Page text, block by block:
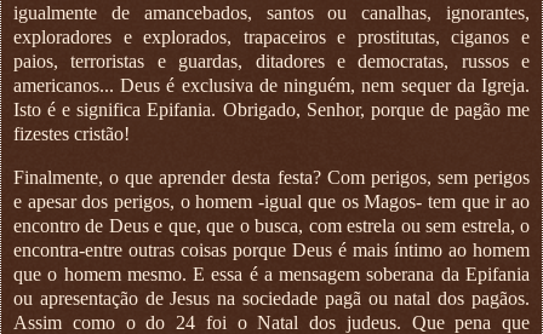
igualmente de amancebados, santos ou canalhas, ignorantes,
exploradores e explorados, trapaceiros e prostitutas, ciganos e
paios, terroristas e guardas, ditadores e democratas, russos e
americanos... Deus é exclusiva de ninguém, nem sequer da Igreja.
Isto é e significa Epifania. Obrigado, Senhor, porque de pagão me
fizestes cristão!
Finalmente, o que aprender desta festa? Com perigos, sem perigos
e apesar dos perigos, o homem -igual que os Magos- tem que ir ao
encontro de Deus e que, que o busca, com estrela ou sem estrela, o
encontra-entre outras coisas porque Deus é mais íntimo ao homem
que o homem mesmo. E essa é a mensagem soberana da Epifania
ou apresentação de Jesus na sociedade pagã ou natal dos pagãos.
Assim como o do 24 foi o Natal dos judeus. Que pena que